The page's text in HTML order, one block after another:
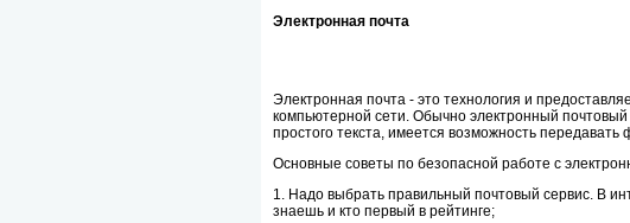
Электронная почта
Электронная почта - это технология и
компьютерной сети. Обычно электронный
простого текста, имеется возможность передавать
Основные советы по безопасной работе с
1. Надо выбрать правильный почтовый сервис. В
знаешь и кто первый в рейтинге;